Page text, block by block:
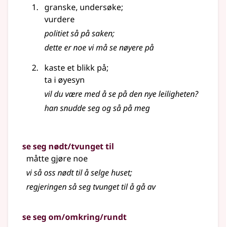
granske, undersøke;
vurdere
politiet så på saken;
dette er noe vi må se nøyere på
kaste et blikk på;
ta i øyesyn
vil du være med å se på den nye leiligheten?
han snudde seg og så på meg
se seg nødt/tvunget til
måtte gjøre noe
vi så oss nødt til å selge huset;
regjeringen så seg tvunget til å gå av
se seg om/omkring/rundt